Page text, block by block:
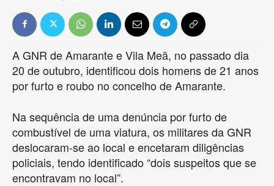
A GNR de Amarante e Vila Meã, no passado dia
20 de outubro, identificou dois homens de 21 anos
por furto e roubo no concelho de Amarante.
Na sequência de uma denúncia por furto de
combustível de uma viatura, os militares da GNR
deslocaram-se ao local e encetaram diligências
policiais, tendo identificado “dois suspeitos que se
encontravam no local”.